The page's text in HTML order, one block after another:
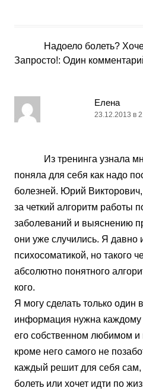
Надоело болеть?
Запросто!: Один
Елена
23.12.2013 в
Из тренинга узнала
поняла для себя как надо
болезней. Юрий
за четкий алгоритм работы
заболеваний и выяснению
они уже случились. Я давно
психосоматикой, но такого
абсолютно понятного
кого.
Я могу сделать только один
информация нужна каждому
его собственном любимом и
кроме него самого не
каждый решит для себя сам,
болеть или хочет идти по